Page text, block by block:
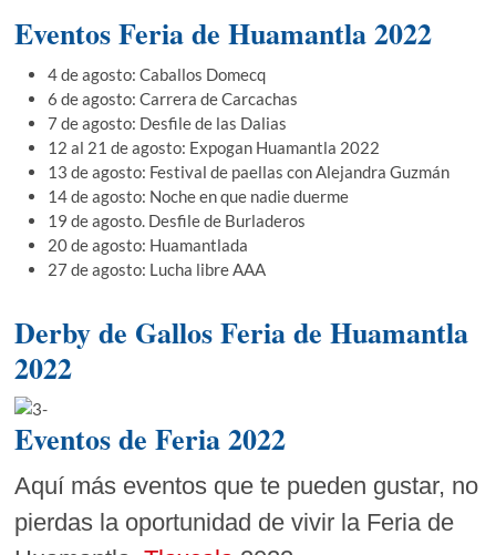
Eventos Feria de Huamantla 2022
4 de agosto: Caballos Domecq
6 de agosto: Carrera de Carcachas
7 de agosto: Desfile de las Dalias
12 al 21 de agosto: Expogan Huamantla 2022
13 de agosto: Festival de paellas con Alejandra Guzmán
14 de agosto: Noche en que nadie duerme
19 de agosto. Desfile de Burladeros
20 de agosto: Huamantlada
27 de agosto: Lucha libre AAA
Derby de Gallos Feria de Huamantla
2022
Eventos de Feria 2022
Aquí más eventos que te pueden gustar, no
pierdas la oportunidad de vivir la Feria de